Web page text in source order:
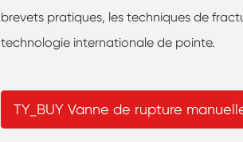
brevets pratiques, les techniques de
technologie internationale de pointe.
TY_BUY Vanne de rupture